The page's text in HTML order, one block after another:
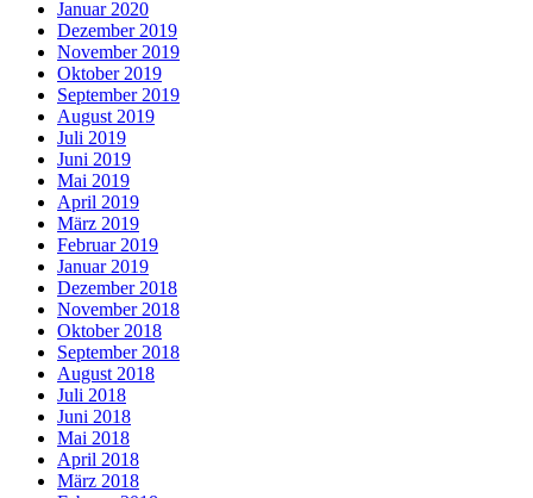
Januar 2020
Dezember 2019
November 2019
Oktober 2019
September 2019
August 2019
Juli 2019
Juni 2019
Mai 2019
April 2019
März 2019
Februar 2019
Januar 2019
Dezember 2018
November 2018
Oktober 2018
September 2018
August 2018
Juli 2018
Juni 2018
Mai 2018
April 2018
März 2018